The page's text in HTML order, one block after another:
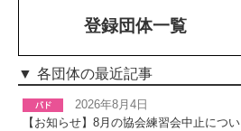
登録団体一覧
各団体の最近記事
2026年8月4日
【お知らせ】8月の協会練習会中止につい